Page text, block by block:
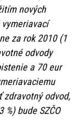
nových
za rok 2010 (1
odvody
a 70 eur
zdravotný odvod,
bude SZČO